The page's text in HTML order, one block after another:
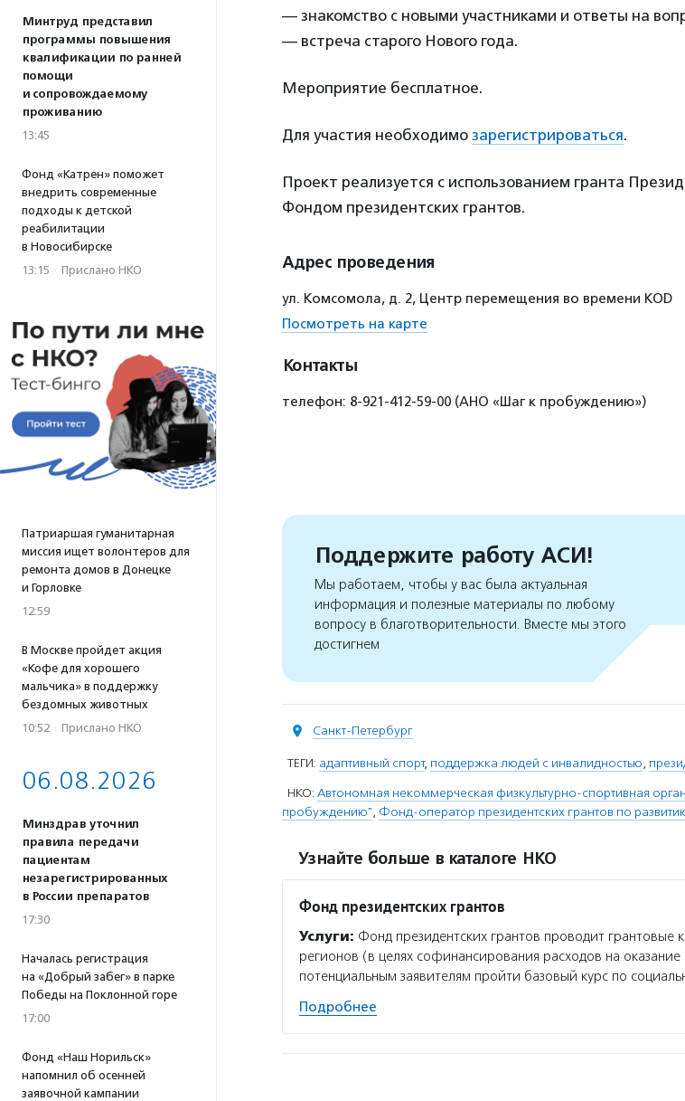
Минтруд представил
программы повышения
квалификации по ранней
помощи
и сопровождаемому
проживанию
13:45
Фонд «Катрен» поможет
внедрить современные
подходы к детской
реабилитации
в Новосибирске
13:15 · Прислано НКО
Патриаршая гуманитарная
миссия ищет волонтеров для
ремонта домов в Донецке
и Горловке
12:59
В Москве пройдет акция
«Кофе для хорошего
мальчика» в поддержку
бездомных животных
10:52 · Прислано НКО
06.08.2026
Минздрав уточнил
правила передачи
пациентам
незарегистрированных
в России препаратов
17:30
Началась регистрация
на «Добрый забег» в парке
Победы на Поклонной горе
17:00
Фонд «Наш Норильск»
напомнил об осенней
заявочной кампании
— знакомство с новыми участниками и ответы на
— встреча старого Нового года.
Мероприятие бесплатное.
Для участия необходимо зарегистрироваться.
Проект реализуется с использованием гранта
Фондом президентских грантов.
Адрес проведения
ул. Комсомола, д. 2, Центр перемещения во времени KOD
Посмотреть на карте
Контакты
телефон: 8-921-412-59-00 (АНО «Шаг к пробуждению»)
Поддержите работу АСИ!
Мы работаем, чтобы у вас была актуальная
информация и полезные материалы по любому
вопросу в благотворительности. Вместе мы этого
достигнем
Санкт-Петербург
ТЕГИ: адаптивный спорт, поддержка людей с инвалидностью,
НКО: Автономная некоммерческая физкультурно-спортивная
пробуждению", Фонд-оператор президентских грантов по
Узнайте больше в каталоге НКО
Фонд президентских грантов
Услуги: Фонд президентских грантов проводит грантовые
регионов (в целях софинансирования расходов на
потенциальным заявителям пройти базовый курс по
Подробнее